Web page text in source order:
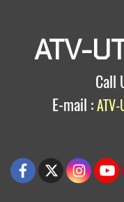
ATV-
Call
E-mail :